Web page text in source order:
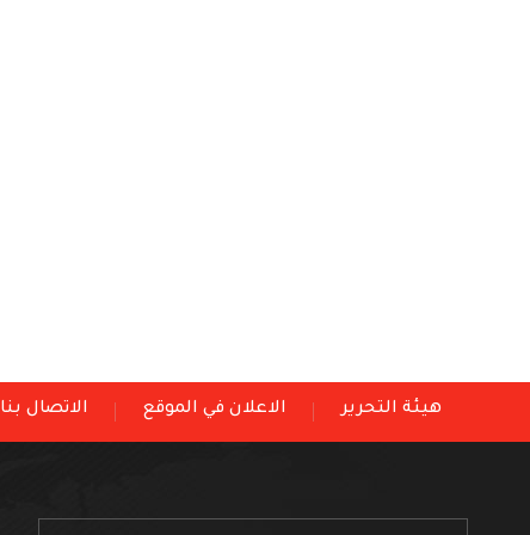
هيئة التحرير الاعلان في الموقع الاتصال بنا